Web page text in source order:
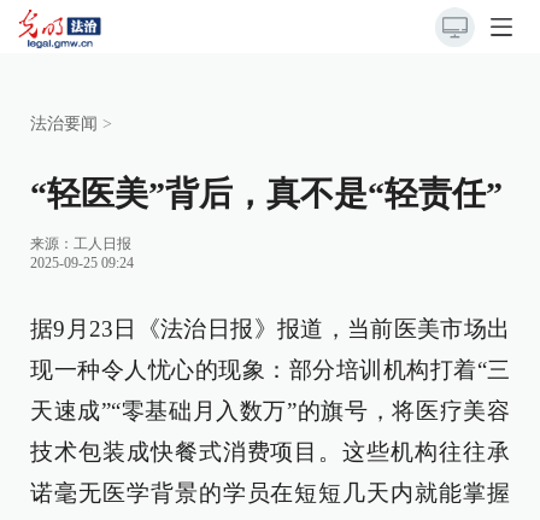
法治要闻 >
“轻医美”背后，真不是“轻责任”
来源： 工人日报
2025-09-25 09:24
据9月23日《法治日报》报道，当前医美市场出
现一种令人忧心的现象：部分培训机构打着“三
天速成”“零基础月入数万”的旗号，将医疗美容
技术包装成快餐式消费项目。这些机构往往承
诺毫无医学背景的学员在短短几天内就能掌握